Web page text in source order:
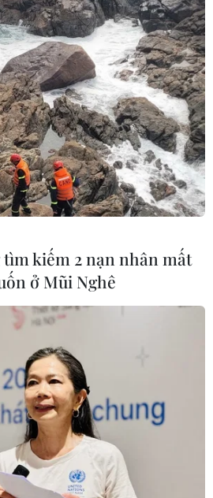
kiếm 2 nạn nhân mất
ở Mũi Nghê